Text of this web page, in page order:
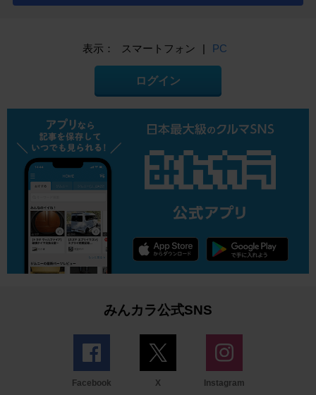
表示： スマートフォン | PC
ログイン
みんカラ公式SNS
Facebook X Instagram